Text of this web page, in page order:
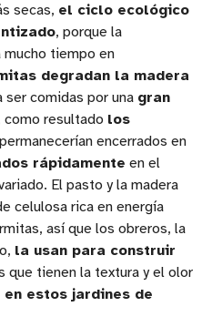
secas, el ciclo ecológico
, porque la
mucho tiempo en
degradan la madera
ser comidas por una gran
como resultado los
encerrados en
rápidamente en el
El pasto y la madera
celulosa rica en energía
así que los obreros, la
la usan para construir
que tienen la textura y el olor
estos jardines de